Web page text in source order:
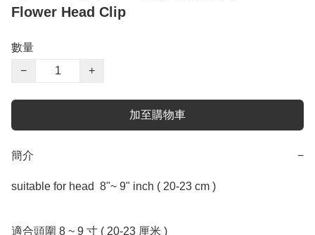
Flower Head Clip
數量
−
+
加至購物車
簡介 −
suitable for head  8"~ 9" inch ( 20-23 cm )
適合頭圍 8 ~ 9 寸 ( 20-23 厘米 )